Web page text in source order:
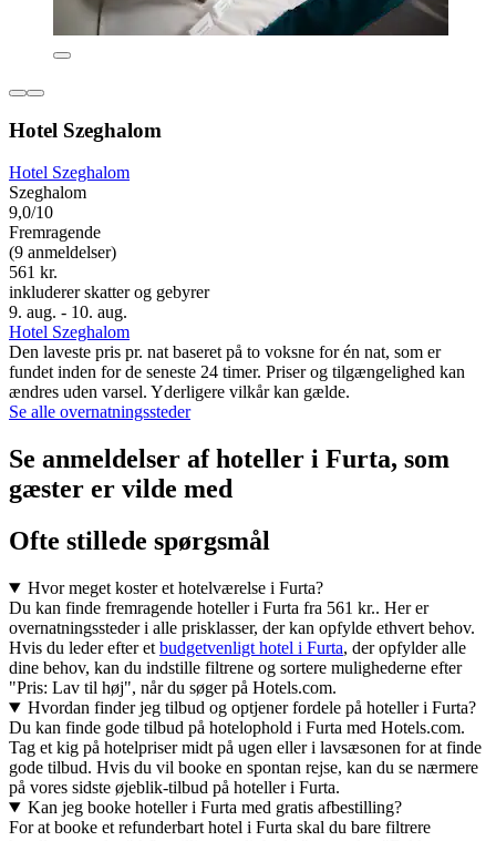
Hotel Szeghalom
Hotel Szeghalom
Szeghalom
9,0/10
Fremragende
(9 anmeldelser)
561 kr.
inkluderer skatter og gebyrer
9. aug. - 10. aug.
Hotel Szeghalom
Den laveste pris pr. nat baseret på to voksne for én nat, som er
fundet inden for de seneste 24 timer. Priser og tilgængelighed kan
ændres uden varsel. Yderligere vilkår kan gælde.
Se alle overnatningssteder
Se anmeldelser af hoteller i Furta, som
gæster er vilde med
Ofte stillede spørgsmål
Hvor meget koster et hotelværelse i Furta?
Du kan finde fremragende hoteller i Furta fra 561 kr.. Her er
overnatningssteder i alle prisklasser, der kan opfylde ethvert behov.
Hvis du leder efter et budgetvenligt hotel i Furta, der opfylder alle
dine behov, kan du indstille filtrene og sortere mulighederne efter
"Pris: Lav til høj", når du søger på Hotels.com.
Hvordan finder jeg tilbud og optjener fordele på hoteller i Furta?
Du kan finde gode tilbud på hotelophold i Furta med Hotels.com.
Tag et kig på hotelpriser midt på ugen eller i lavsæsonen for at finde
gode tilbud. Hvis du vil booke en spontan rejse, kan du se nærmere
på vores sidste øjeblik-tilbud på hoteller i Furta.
Kan jeg booke hoteller i Furta med gratis afbestilling?
For at booke et refunderbart hotel i Furta skal du bare filtrere